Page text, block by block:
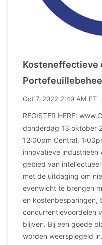
Kosteneffectieve
Oct 7, 2022 2:49 AM ET
REGISTER HERE:
donderdag 13 oktober
12:00pm Central,
innovatieve
gebied van
met de uitdaging om
evenwicht te brengen
en kostenbesparingen,
concurrentievoordelen
blijven. Bij een goede
worden weerspiegeld in.